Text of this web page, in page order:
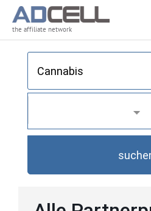
the affiliate network